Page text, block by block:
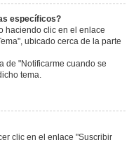
específicos?
haciendo clic en el enlace
ubicado cerca de la parte
de "Notificarme cuando se
tema.
clic en el enlace "Suscribir